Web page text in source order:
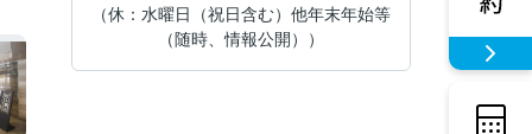
（休：水曜日（祝日含む）他年末年始等
（随時、情報公開））